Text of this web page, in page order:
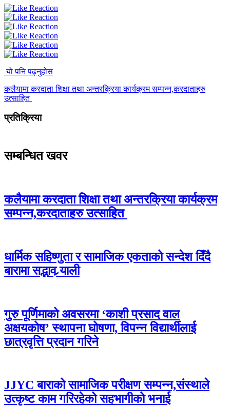
यो पनि पढ्नुहोस
कलैयामा करदाता शिक्षा तथा अन्तरक्रिया कार्यक्रम सम्पन्न,करदाताहरु
उत्साहित
प्रतिक्रिया
सम्बन्धित खवर
कलैयामा करदाता शिक्षा तथा अन्तरक्रिया कार्यक्रम
सम्पन्न,करदाताहरु उत्साहित
धार्मिक सहिष्णुता र सामाजिक एकताको सन्देश दिँदै
बारामा सद्भाव र्‍याली
गुरु पूर्णिमाको अवसरमा ‘काशी प्रसाद वाल
अक्षयकोष’ स्थापना घोषणा, विपन्न विद्यार्थीलाई
छात्रवृत्ति प्रदान गरिने
JJYC बाराको सामाजिक परीक्षण सम्पन्न,संस्थाले
उत्कृष्ट काम गरिरहेको सहभागीको भनाई